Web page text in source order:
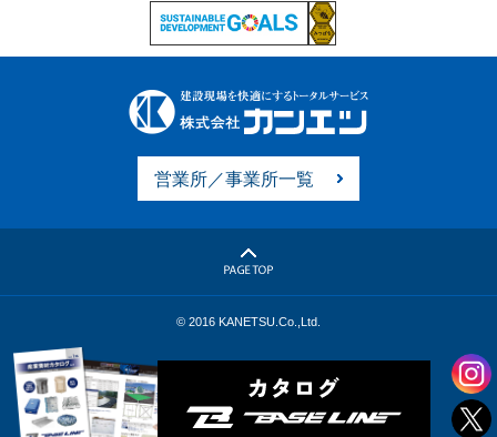
営業所／事業所一覧
© 2016 KANETSU.Co.,Ltd.